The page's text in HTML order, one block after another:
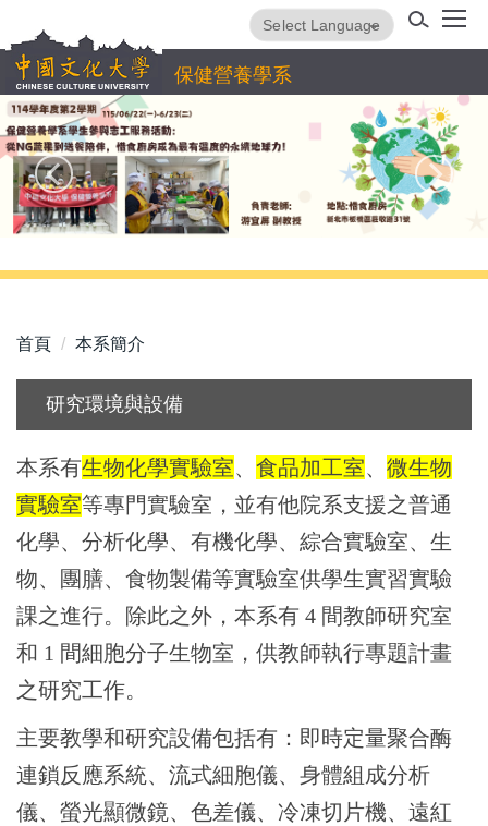
到
主
要
內
容
區
保健營養學系
Translate
首頁 本系簡介
研究環境與設備
本系有生物化學實驗室、 食品加工室、 微生物
實驗室等專門實驗室，並有他院系支援之普通
化學、分析化學、有機化學、綜合實驗室、生
物、團膳、食物製備等實驗室供學生實習實驗
課之進行。除此之外，本系有 4 間教師研究室
和 1 間細胞分子生物室，供教師執行專題計畫
之研究工作。
主要教學和研究設備包括有：即時定量聚合酶
連鎖反應系統、流式細胞儀、身體組成分析
儀、螢光顯微鏡、色差儀、冷凍切片機、遠紅